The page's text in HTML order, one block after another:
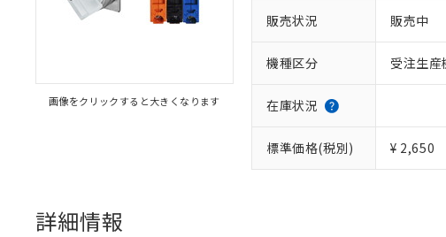
画像をクリックすると大きくなります
販売状況 販売中
機種区分 受注生産
在庫状況
標準価格(税別) ¥ 2,650
詳細情報